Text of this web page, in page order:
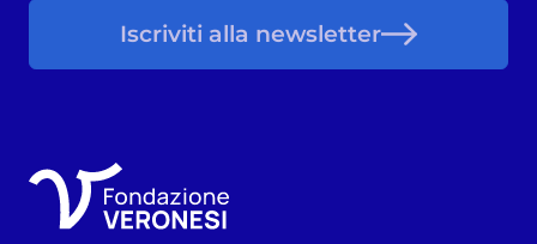
Iscriviti alla newsletter